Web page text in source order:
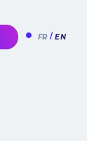
FR EN